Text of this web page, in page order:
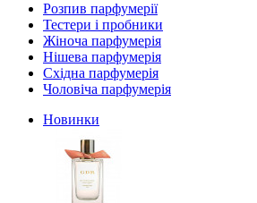
Розпив парфумерії
Тестери і пробники
Жіноча парфумерія
Нішева парфумерія
Східна парфумерія
Чоловіча парфумерія
Новинки